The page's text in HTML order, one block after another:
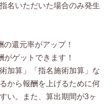
名いただいた場合のみ発生
還元率がアップ！
ゲットできます！
加算」「指名施術加算」な
から報酬を上げるために何
い。また、算出期間が3ヶ